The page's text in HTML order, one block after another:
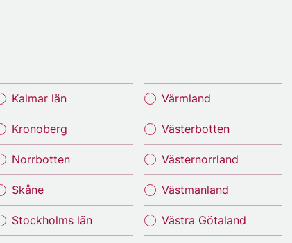
Kalmar län
Kronoberg
Norrbotten
Skåne
Stockholms län
Värmland
Västerbotten
Västernorrland
Västmanland
Västra Götaland